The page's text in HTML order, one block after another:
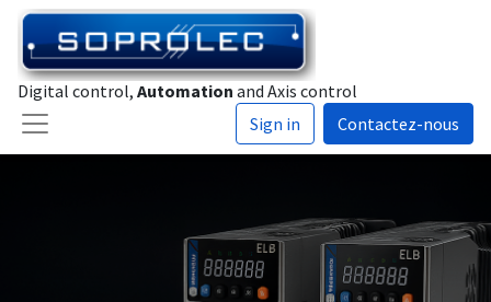
Digital control, Automation and Axis control
Sign in
Contactez-nous